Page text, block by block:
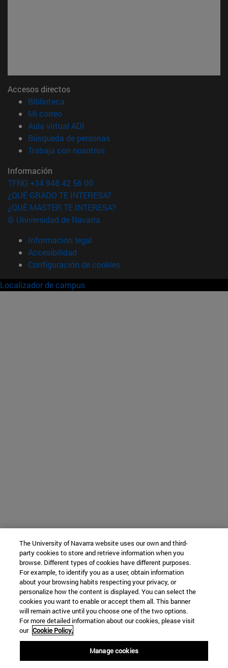
Accesos directos
Biblioteca
Mi correo(abre en nueva ventana)
Aula virtual ADI
Búsqueda de personas(abre en nueva ventana)
Trabaja con nosotros(abre en nueva ventana)
Información
TFNO +34 948 42 56 00
¿QUÉ GRADO TE INTERESA?
¿QUÉ MÁSTER TE INTERESA?
© Universidad de Navarra
Información legal
Accesibilidad
Configuración de cookies
Localizador de campus
The University of Navarra website uses our own and third-
party cookies to store and retrieve information when you
browse. Different types of cookies have different purposes.
For example, to identify you as a user, obtain information
about your browsing habits respecting your privacy, or
personalize how the content is displayed. You can select the
cookies you want to enable or accept them all. This banner
will remain active until you choose one of the two options.
For more detailed information about our cookies, please visit
our Cookie Policy.
Manage cookies